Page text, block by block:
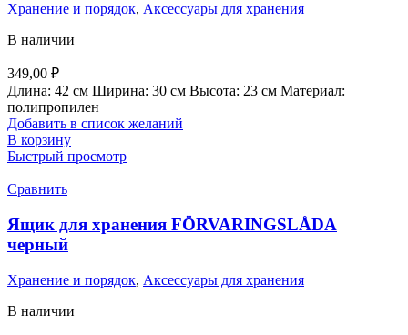
Хранение и порядок, Аксессуары для хранения
В наличии
349,00 ₽
Длина: 42 см Ширина: 30 см Высота: 23 см Материал:
полипропилен
Добавить в список желаний
В корзину
Быстрый просмотр
Сравнить
Ящик для хранения FÖRVARINGSLÅDA
черный
Хранение и порядок, Аксессуары для хранения
В наличии